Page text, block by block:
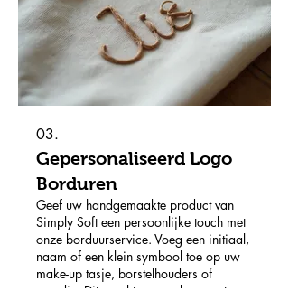
03.
Gepersonaliseerd Logo
Borduren
Geef uw handgemaakte product van
Simply Soft een persoonlijke touch met
onze borduurservice. Voeg een initiaal,
naam of een klein symbool toe op uw
make-up tasje, borstelhouders of
mandje. Dit maakt uw aankoop extra